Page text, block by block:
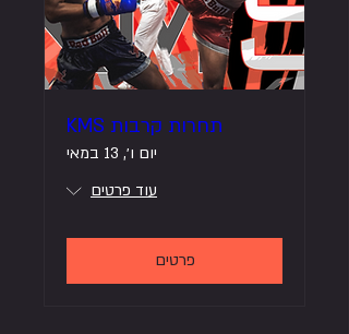
תחרות קרבות KMS
יום ו׳, 13 במאי
עוד פרטים
פרטים